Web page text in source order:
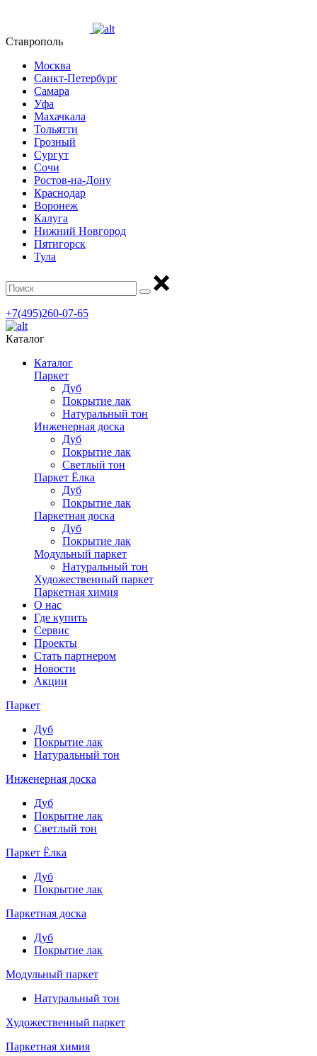
Ставрополь
Москва
Санкт-Петербург
Самара
Уфа
Махачкала
Тольятти
Грозный
Сургут
Сочи
Ростов-на-Дону
Краснодар
Воронеж
Калуга
Нижний Новгород
Пятигорск
Тула
+7(495)260-07-65
Каталог
Каталог
Паркет
Дуб
Покрытие лак
Натуральный тон
Инженерная доска
Дуб
Покрытие лак
Светлый тон
Паркет Ёлка
Дуб
Покрытие лак
Паркетная доска
Дуб
Покрытие лак
Модульный паркет
Натуральный тон
Художественный паркет
Паркетная химия
О нас
Где купить
Сервис
Проекты
Стать партнером
Новости
Акции
Паркет
Дуб
Покрытие лак
Натуральный тон
Инженерная доска
Дуб
Покрытие лак
Светлый тон
Паркет Ёлка
Дуб
Покрытие лак
Паркетная доска
Дуб
Покрытие лак
Модульный паркет
Натуральный тон
Художественный паркет
Паркетная химия